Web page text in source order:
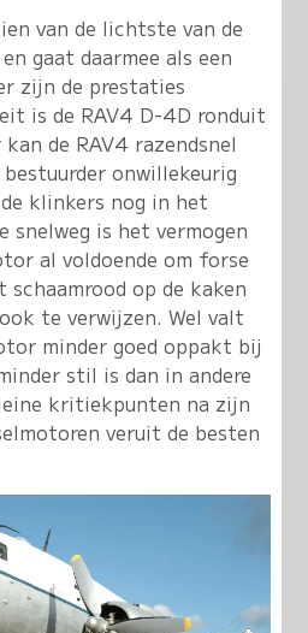
van de lichtste van de
gaat daarmee als een
zijn de prestaties
is de RAV4 D-4D ronduit
de RAV4 razendsnel
onwillekeurig
klinkers nog in het
snelweg is het vermogen
al voldoende om forse
schaamrood op de kaken
te verwijzen. Wel valt
minder goed oppakt bij
stil is dan in andere
kritiekpunten na zijn
veruit de besten